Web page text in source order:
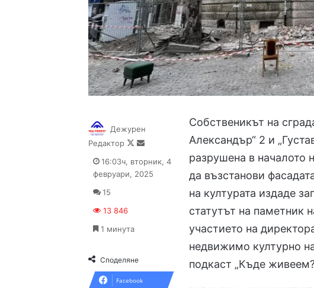
Собственикът на
Александър“ 2 и
разрушена в началото
да възстанови
на културата издаде
статутът на паметник
участието на
недвижимо културно
подкаст „Къде
Дежурен
Редактор
Follow
X
Send
email
16:03ч, вторник, 4
февруари, 2025
15
13 846
1 минута
Споделяне
Facebook